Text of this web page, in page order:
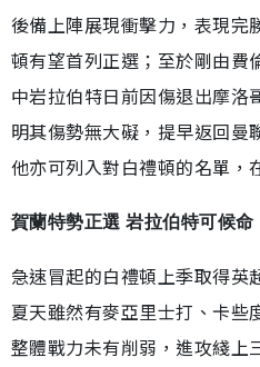
後備上陣展現衝擊力，表現完
頓有望首列正選；至於剛由費
中岩拉伯特日前因傷退出摩洛
明其傷勢無大礙，提早返回曼
他亦可列入對白禮頓的名單，
賀蘭特勢正選 岩拉伯特可候命
急速冒起的白禮頓上季取得英
夏天雖然有麥亞里士打、卡些
整體戰力未有削弱，進攻綫上